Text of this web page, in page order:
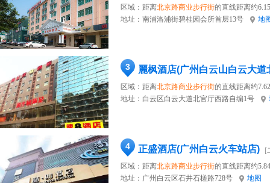
区域：距离北京路商业步行街的直线距离约
地址： 南浦洛浦街碧桂园会所首层13号 地
3 麗枫酒店(广州白云山白云大道
区域：距离北京路商业步行街的直线距离约
地址： 白云区白云大道北官厅西路自编1号
4 正盛酒店(广州白云火车站店)
[
区域：距离北京路商业步行街的直线距离约
地址： 广州白云区石井石槎路728号 地图